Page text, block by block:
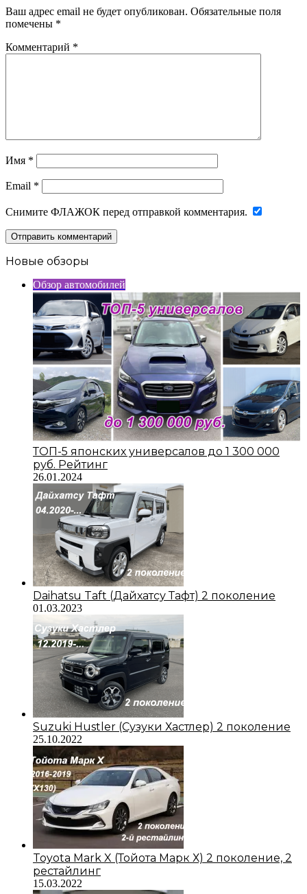
Ваш адрес email не будет опубликован. Обязательные поля
помечены *
Комментарий *
Имя *
Email *
Снимите ФЛАЖОК перед отправкой комментария.
Новые обзоры
Обзор автомобилей
ТОП-5 японских универсалов до 1 300 000
руб. Рейтинг
26.01.2024
Daihatsu Taft (Дайхатсу Тафт) 2 поколение
01.03.2023
Suzuki Hustler (Сузуки Хастлер) 2 поколение
25.10.2022
Toyota Mark X (Тойота Марк Х) 2 поколение, 2
рестайлинг
15.03.2022